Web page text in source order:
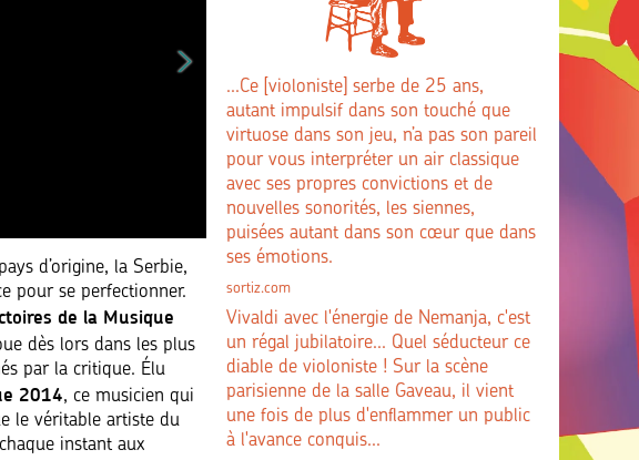
d’origine, la Serbie,
pour se perfectionner.
de la Musique
dès lors dans les plus
par la critique. Élu
2014, ce musicien qui
le véritable artiste du
instant aux
...Ce [violoniste] serbe de 25 ans,
autant impulsif dans son touché que
virtuose dans son jeu, n’a pas son pareil
pour vous interpréter un air classique
avec ses propres convictions et de
nouvelles sonorités, les siennes,
puisées autant dans son cœur que dans
ses émotions.
sortiz.com
Vivaldi avec l'énergie de Nemanja, c'est
un régal jubilatoire... Quel séducteur ce
diable de violoniste ! Sur la scène
parisienne de la salle Gaveau, il vient
une fois de plus d'enflammer un public
à l'avance conquis...